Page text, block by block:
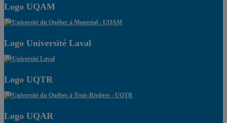
Logo UQAM
Logo Université Laval
Logo UQTR
Logo UQAR